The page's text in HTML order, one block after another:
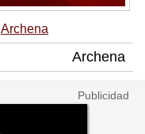
Archena
Archena